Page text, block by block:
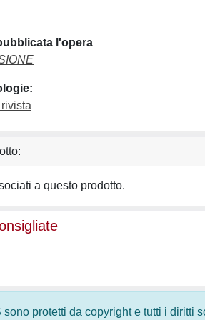
l'opera
a questo prodotto.
sono protetti da copyright e tutti i diritti